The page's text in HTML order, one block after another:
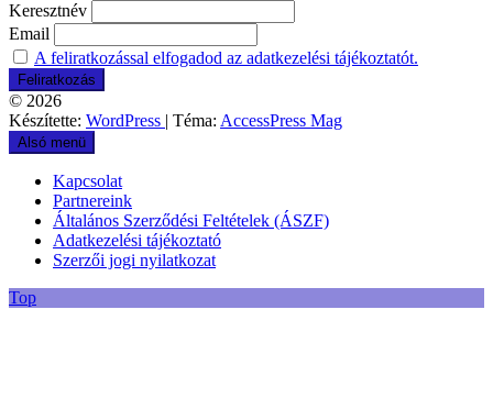
Keresztnév
Email
A feliratkozással elfogadod az adatkezelési tájékoztatót.
© 2026
Készítette: WordPress | Téma: AccessPress Mag
Alsó menü
Kapcsolat
Partnereink
Általános Szerződési Feltételek (ÁSZF)
Adatkezelési tájékoztató
Szerzői jogi nyilatkozat
Top